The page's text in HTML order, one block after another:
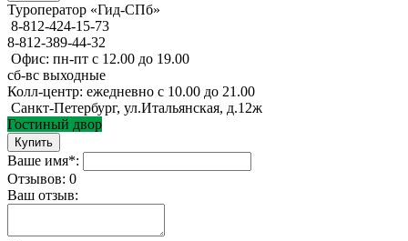
Туроператор «Гид-СПб»
8-812-424-15-73
8-812-389-44-32
Офис: пн-пт с 12.00 до 19.00
сб-вс выходные
Колл-центр: ежедневно с 10.00 до 21.00
Санкт-Петербург, ул.Итальянская, д.12ж
Гостиный двор
Ваше имя*:
Отзывов: 0
Ваш отзыв: